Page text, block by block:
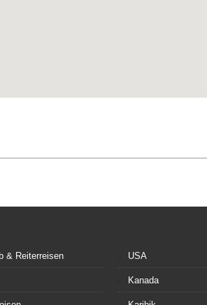
& Reiterreisen USA
Kanada